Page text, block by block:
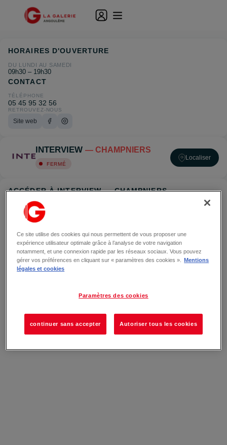
INTERVIEW — CHAMPNIERS
FERMÉ
Localiser
ACCÉDER À INTERVIEW — CHAMPNIERS
HORAIRES D'OUVERTURE
DU LUNDI AU SAMEDI
09h30 – 19h30
CONTACT
TÉLÉPHONE
05 45 95 32 56
RETROUVEZ-NOUS
Site web
Ce site utilise des cookies qui nous permettent de vous proposer une
expérience utilisateur optimale grâce à l’analyse de votre navigation
notamment, et une connexion rapide par les réseaux sociaux. Vous pouvez
gérer vos préférences en cliquant sur « paramètres des cookies ».
Mentions
légales et cookies
Paramètres des cookies
continuer sans accepter Autoriser tous les cookies